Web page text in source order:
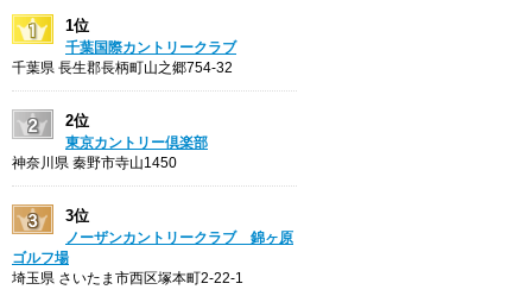
1位
千葉国際カントリークラブ
千葉県 長生郡長柄町山之郷754-32
2位
東京カントリー倶楽部
神奈川県 秦野市寺山1450
3位
ノーザンカントリークラブ 錦ヶ原
ゴルフ場
埼玉県 さいたま市西区塚本町2-22-1